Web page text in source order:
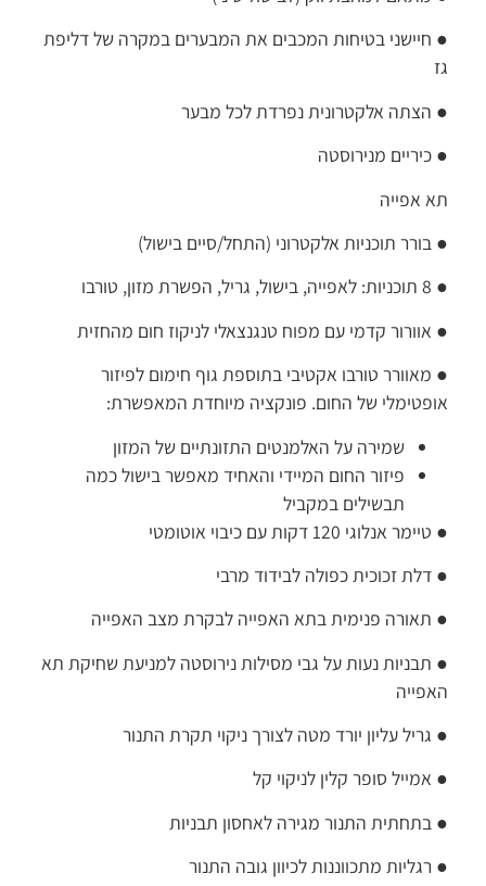
● חיישני בטיחות המכבים את המבערים במקרה של דליפת
גז
● הצתה אלקטרונית נפרדת לכל מבער
● כיריים מנירוסטה
תא אפייה
● בורר תוכניות אלקטרוני (התחל/סיים בישול)
● 8 תוכניות: לאפייה, בישול, גריל, הפשרת מזון, טורבו
● אוורור קדמי עם מפוח טנגנצאלי לניקוז חום מהחזית
● מאוורר טורבו אקטיבי בתוספת גוף חימום לפיזור
אופטימלי של החום. פונקציה מיוחדת המאפשרת:
שמירה על האלמנטים התזונתיים של המזון
פיזור החום המיידי והאחיד מאפשר בישול כמה
תבשילים במקביל
● טיימר אנלוגי 120 דקות עם כיבוי אוטומטי
● דלת זכוכית כפולה לבידוד מרבי
● תאורה פנימית בתא האפייה לבקרת מצב האפייה
● תבניות נעות על גבי מסילות נירוסטה למניעת שחיקת תא
האפייה
● גריל עליון יורד מטה לצורך ניקוי תקרת התנור
● אמייל סופר קלין לניקוי קל
● בתחתית התנור מגירה לאחסון תבניות
● רגליות מתכווננות לכיוון גובה התנור